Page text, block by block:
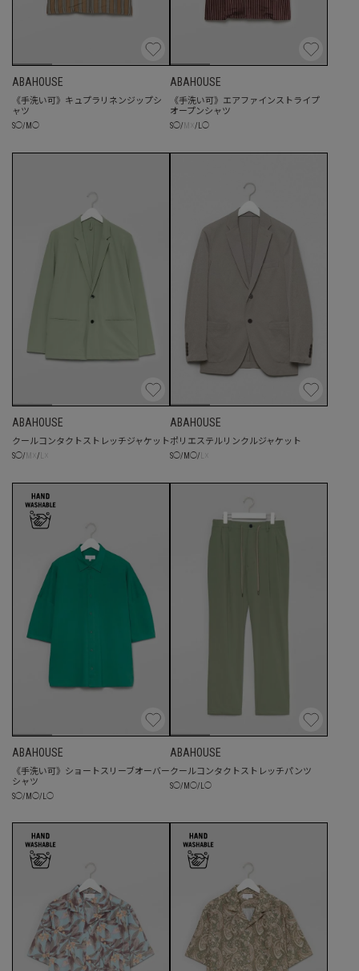
ABAHOUSE
《手洗い可》キュプラリネンジップシ
ャツ
S◯/ M ◯
ABAHOUSE
《手洗い可》エアファインストライプ
オープンシャツ
S◯/ / ◯
ABAHOUSE
クールコンタクトストレッチジャケット
S◯/ /
ABAHOUSE
ポリエステルリンクルジャケット
S◯/ M ◯/
ABAHOUSE
《手洗い可》ショートスリーブオーバー
シャツ
S◯/ M ◯/ ◯
ABAHOUSE
クールコンタクトストレッチパンツ
S◯/ M ◯/ ◯